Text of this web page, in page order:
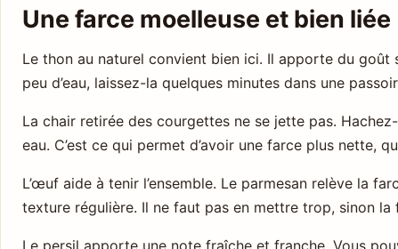
Une farce moelleuse et bien liée
Le thon au naturel convient bien ici. Il apporte du
peu d’eau, laissez-la quelques minutes dans une
La chair retirée des courgettes ne se jette pas.
eau. C’est ce qui permet d’avoir une farce plus nette,
L’œuf aide à tenir l’ensemble. Le parmesan relève la
texture régulière. Il ne faut pas en mettre trop, sinon